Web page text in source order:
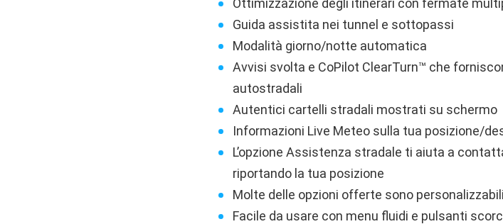
Ottimizzazione degli itinerari con fermate
Guida assistita nei tunnel e sottopassi
Modalità giorno/notte automatica
Avvisi svolta e CoPilot ClearTurn™ che
autostradali
Autentici cartelli stradali mostrati su schermo
Informazioni Live Meteo sulla tua posizione/
L’opzione Assistenza stradale ti aiuta a
riportando la tua posizione
Molte delle opzioni offerte sono personalizzabili
Facile da usare con menu fluidi e pulsanti